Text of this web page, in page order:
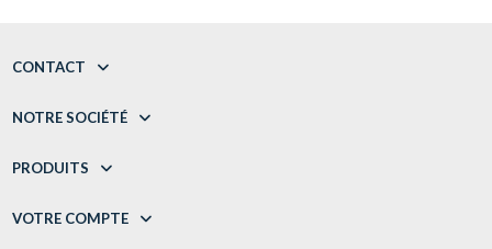
CONTACT
NOTRE SOCIÉTÉ
PRODUITS
VOTRE COMPTE